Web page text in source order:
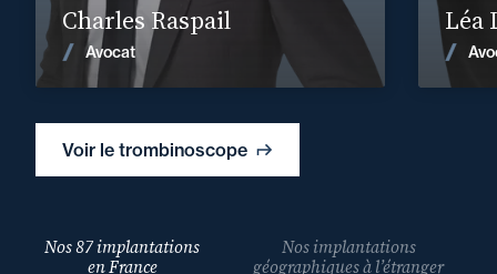
Voir le trombinoscope
Charles Raspail
Avocat
Léa
Nos 87 implantations
en France
Nos implantations
géographiques à l’étranger